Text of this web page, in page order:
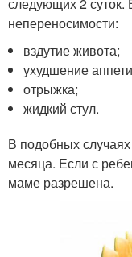
непереносимости:
вздутие живота;
ухудшение
отрыжка;
жидкий стул.
В подобных
месяца. Если с
маме разрешена.